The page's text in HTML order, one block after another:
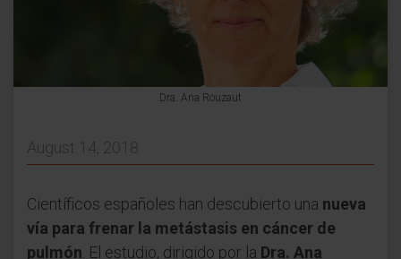
Dra. Ana Rouzaut
August 14, 2018
Científicos españoles han descubierto una nueva
vía para frenar la metástasis en cáncer de
pulmón . El estudio, dirigido por la Dra. Ana